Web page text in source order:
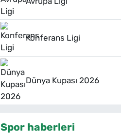
Konferans Ligi
Dünya Kupası 2026
Spor haberleri